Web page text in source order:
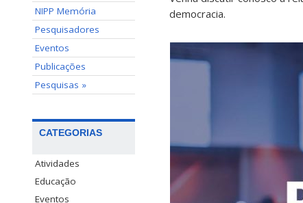
NIPP Memória
Pesquisadores
Eventos
Publicações
Pesquisas »
CATEGORIAS
Atividades
Educação
Eventos
democracia.